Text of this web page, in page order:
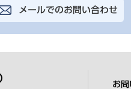
メールでのお問い合わせ
お